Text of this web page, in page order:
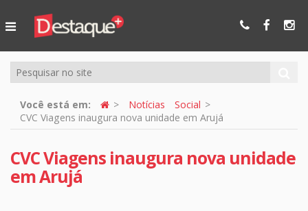
Online
Você está em: Notícias
Social
CVC Viagens inaugura nova unidade em Arujá
CVC Viagens inaugura nova unidade
em Arujá